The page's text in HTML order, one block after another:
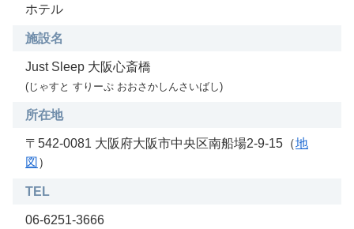
ホテル
施設名
Just Sleep 大阪心斎橋
(じゃすと すりーぷ おおさかしんさいばし)
所在地
〒542-0081 大阪府大阪市中央区南船場2-9-15（地
図 ）
TEL
06-6251-3666